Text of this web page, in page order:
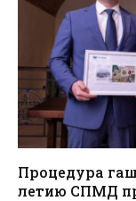
Процедура
летию СПМД